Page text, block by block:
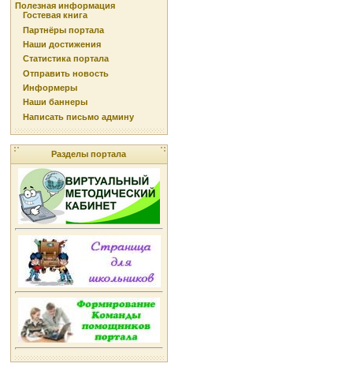
Полезная информация
Гостевая книга
Партнёры портала
Наши достижения
Статистика портала
Отправить новость
Информеры
Наши баннеры
Написать письмо админу
Разделы портала